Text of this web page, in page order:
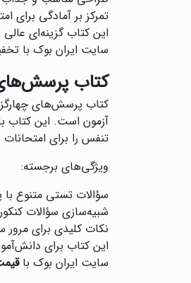
تمرکز بر آمادگی برای
این کتاب گزینه‌ای
سایت ایران بوک با
کتاب
‌کتاب پرسش‌های
آزمون است. این کتاب
تنفس را برای امتحانات
ویژگی‌های برجسته:
سؤالات تستی متنوع
شبیه‌سازی سؤالات
نکات کلیدی برای مرور
این کتاب برای
سایت ایران بوک با